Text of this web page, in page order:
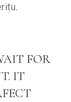
FOR
IT